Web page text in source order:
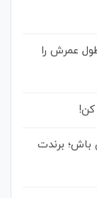
عمرش را
کن!
باش؛ برندت